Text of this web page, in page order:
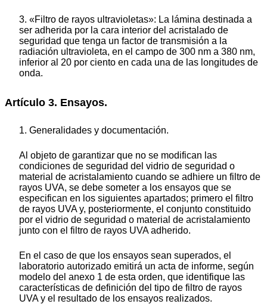
3. «Filtro de rayos ultravioletas»: La lámina destinada a
ser adherida por la cara interior del acristalado de
seguridad que tenga un factor de transmisión a la
radiación ultravioleta, en el campo de 300 nm a 380 nm,
inferior al 20 por ciento en cada una de las longitudes de
onda.
Artículo 3. Ensayos.
1. Generalidades y documentación.
Al objeto de garantizar que no se modifican las
condiciones de seguridad del vidrio de seguridad o
material de acristalamiento cuando se adhiere un filtro de
rayos UVA, se debe someter a los ensayos que se
especifican en los siguientes apartados; primero el filtro
de rayos UVA y, posteriormente, el conjunto constituido
por el vidrio de seguridad o material de acristalamiento
junto con el filtro de rayos UVA adherido.
En el caso de que los ensayos sean superados, el
laboratorio autorizado emitirá un acta de informe, según
modelo del anexo 1 de esta orden, que identifique las
características de definición del tipo de filtro de rayos
UVA y el resultado de los ensayos realizados.